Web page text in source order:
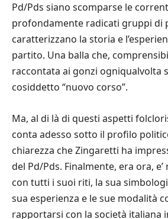
Pd/Pds siano scomparse le
profondamente radicati gruppi di
caratterizzano la storia e
partito. Una balla che,
raccontata ai gonzi ogniqualvolta
cosiddetto “nuovo corso”.
Ma, al di là di questi aspetti
conta adesso sotto il profilo
chiarezza che Zingaretti ha
del Pd/Pds. Finalmente, era ora,
con tutti i suoi riti, la sua
sua esperienza e le sue modalità
rapportarsi con la società italiana